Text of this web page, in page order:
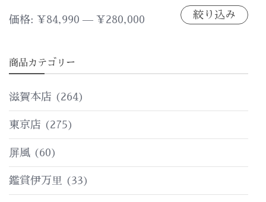
最
価
格
最
価
格
絞り込み
価格: ¥84,990 — ¥280,000
商品カテゴリー
滋賀本店 (264)
東京店 (275)
屏風 (60)
鑑賞伊万里 (33)